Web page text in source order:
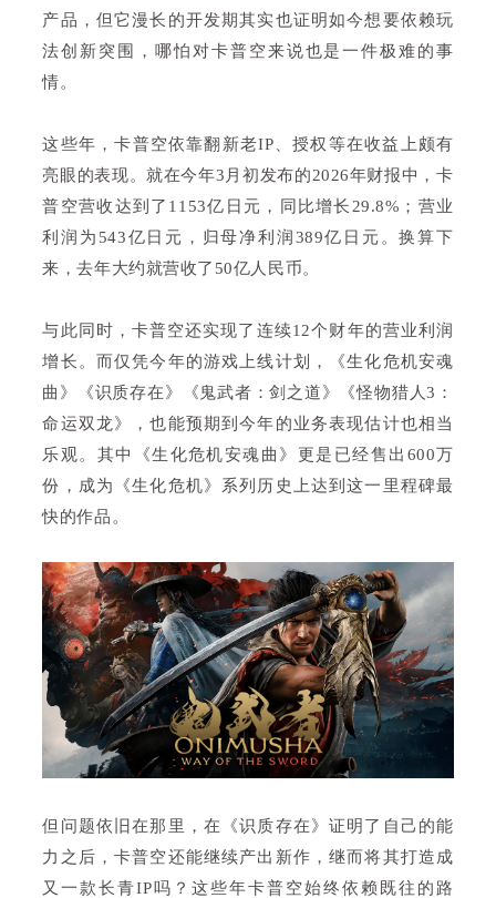
产品，但它漫长的开发期其实也证明如今想要依赖玩
法创新突围，哪怕对卡普空来说也是一件极难的事
情。
这些年，卡普空依靠翻新老IP、授权等在收益上颇有
亮眼的表现。就在今年3月初发布的2026年财报中，卡
普空营收达到了1153亿日元，同比增长29.8%；营业
利润为543亿日元，归母净利润389亿日元。换算下
来，去年大约就营收了50亿人民币。
与此同时，卡普空还实现了连续12个财年的营业利润
增长。而仅凭今年的游戏上线计划，《生化危机安魂
曲》《识质存在》《鬼武者：剑之道》《怪物猎人3：
命运双龙》，也能预期到今年的业务表现估计也相当
乐观。其中《生化危机安魂曲》更是已经售出600万
份，成为《生化危机》系列历史上达到这一里程碑最
快的作品。
但问题依旧在那里，在《识质存在》证明了自己的能
力之后，卡普空还能继续产出新作，继而将其打造成
又一款长青IP吗？这些年卡普空始终依赖既往的路